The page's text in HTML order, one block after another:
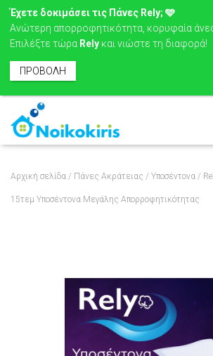
Αρχική σελίδα / Πάνες Ακράτειας / Υποσέντονα /
15τεμ Υποσέντονα Μεγάλης Απορροφητικότητας
Έχετε δοκιμάσει τις Πάνες Rely; 🩵
Ανώτερη απορροφητικότητα, κορυφαία
Επιλέξτε τώρα Rely και νιώστε τη διαφορά!
ΠΡΟΒΟΛΗ